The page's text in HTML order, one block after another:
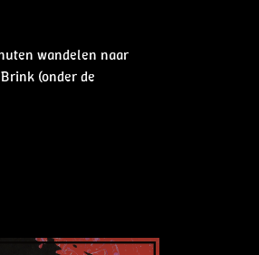
wandelen naar
(onder de